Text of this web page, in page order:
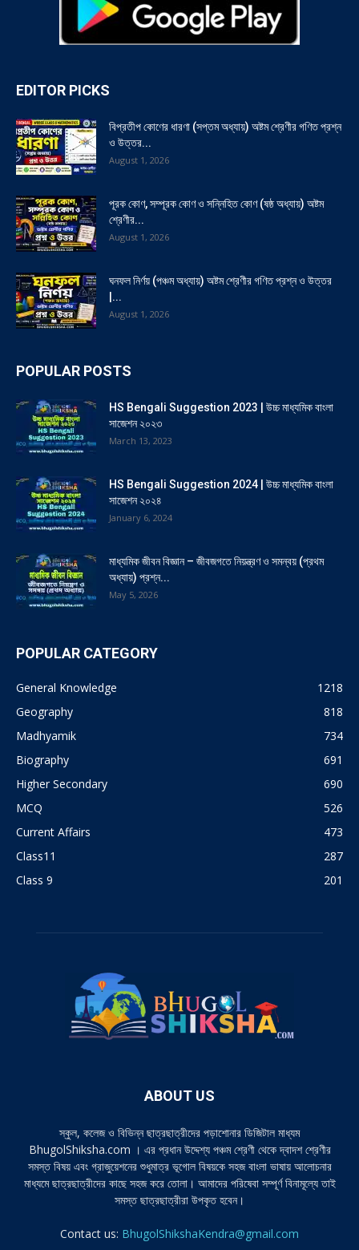
EDITOR PICKS
বিপ্রতীপ কোণের ধারণা (সপ্তম অধ্যায়) অষ্টম শ্রেণীর গণিত প্রশ্ন
ও উত্তর...
August 1, 2026
পূরক কোণ, সম্পূরক কোণ ও সন্নিহিত কোণ (ষষ্ঠ অধ্যায়) অষ্টম
শ্রেণীর...
August 1, 2026
ঘনফল নির্ণয় (পঞ্চম অধ্যায়) অষ্টম শ্রেণীর গণিত প্রশ্ন ও উত্তর
|...
August 1, 2026
POPULAR POSTS
HS Bengali Suggestion 2023 | উচ্চ মাধ্যমিক বাংলা
সাজেশন ২০২৩
March 13, 2023
HS Bengali Suggestion 2024 | উচ্চ মাধ্যমিক বাংলা
সাজেশন ২০২৪
January 6, 2024
মাধ্যমিক জীবন বিজ্ঞান – জীবজগতে নিয়ন্ত্রণ ও সমন্বয় (প্রথম
অধ্যায়) প্রশ্ন...
May 5, 2026
POPULAR CATEGORY
General Knowledge
1218
Geography
818
Madhyamik
734
Biography
691
Higher Secondary
690
MCQ
526
Current Affairs
473
Class11
287
Class 9
201
ABOUT US
স্কুল, কলেজ ও বিভিন্ন ছাত্রছাত্রীদের পড়াশোনার ডিজিটাল মাধ্যম
BhugolShiksha.com । এর প্রধান উদ্দেশ্য পঞ্চম শ্রেণী থেকে দ্বাদশ শ্রেণীর
সমস্ত বিষয় এবং গ্রাজুয়েশনের শুধুমাত্র ভূগোল বিষয়কে সহজ বাংলা ভাষায় আলোচনার
মাধ্যমে ছাত্রছাত্রীদের কাছে সহজ করে তোলা। আমাদের পরিষেবা সম্পূর্ণ বিনামূল্যে তাই
সমস্ত ছাত্রছাত্রীরা উপকৃত হবেন।
Contact us: BhugolShikshaKendra@gmail.com